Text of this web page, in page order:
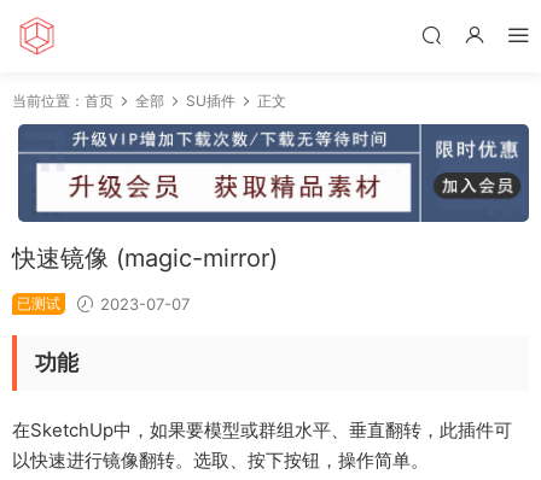
当前位置： 首页 全部 SU插件 正文
快速镜像 (magic-mirror)
已测试 2023-07-07
功能
在SketchUp中，如果要模型或群组水平、垂直翻转，此插件可
以快速进行镜像翻转。选取、按下按钮，操作简单。